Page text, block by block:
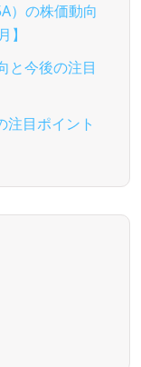
）の株価動向
と今後の注目
注目ポイント